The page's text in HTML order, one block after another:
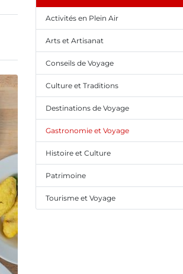
Activités en Plein Air
Arts et Artisanat
Conseils de Voyage
Culture et Traditions
Destinations de Voyage
Gastronomie et Voyage
Histoire et Culture
Patrimoine
Tourisme et Voyage